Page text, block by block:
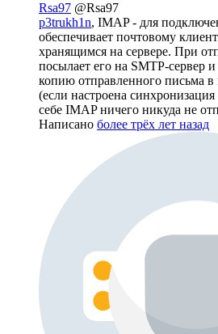
Rsa97 @Rsa97
p3trukh1n, IMAP - для
обеспечивает почтовому
хранящимся на сервере. При
посылает его на SMTP-сервер
копию отправленного письма
(если настроена
себе IMAP ничего никуда не
Написано более трёх лет назад